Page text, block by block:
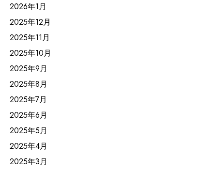
2026年1月
2025年12月
2025年11月
2025年10月
2025年9月
2025年8月
2025年7月
2025年6月
2025年5月
2025年4月
2025年3月